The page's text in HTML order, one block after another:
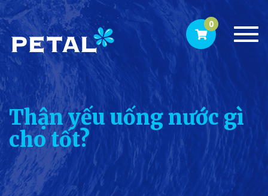
0
Thận yếu uống nước gì
cho tốt?